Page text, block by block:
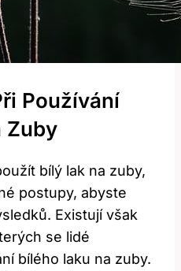
Používání
Zuby
bílý lak na zuby,
postupy, abyste
Existují‌ však
se lidé⁤
bílého laku na zuby.